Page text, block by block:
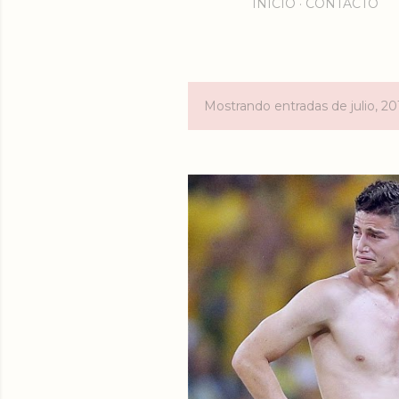
INICIO CONTACTO
E
t
r
a
d
a
s
Mostrando entradas de julio,